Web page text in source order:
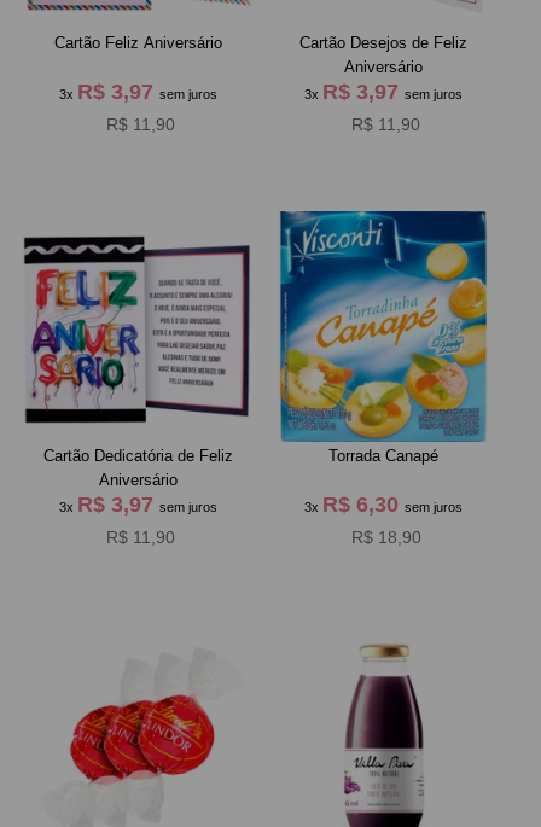
Cartão Feliz Aniversário
3x R$ 3,97 sem juros
R$ 11,90
Cartão Desejos de Feliz
Aniversário
3x R$ 3,97sem juros
R$ 11,90
Cartão Dedicatória de Feliz
Aniversário
3x R$ 3,97 sem juros
R$ 11,90
Torrada Canapé
3x R$ 6,30sem juros
R$ 18,90